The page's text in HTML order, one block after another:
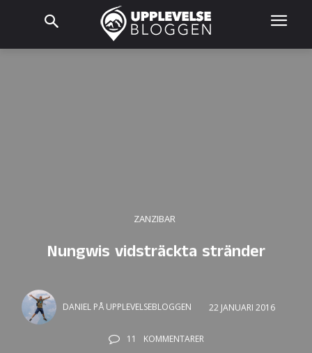
ZANZIBAR
Nungwis vidsträckta stränder
DANIEL PÅ UPPLEVELSEBLOGGEN 22 JANUARI 2016
11 KOMMENTARER